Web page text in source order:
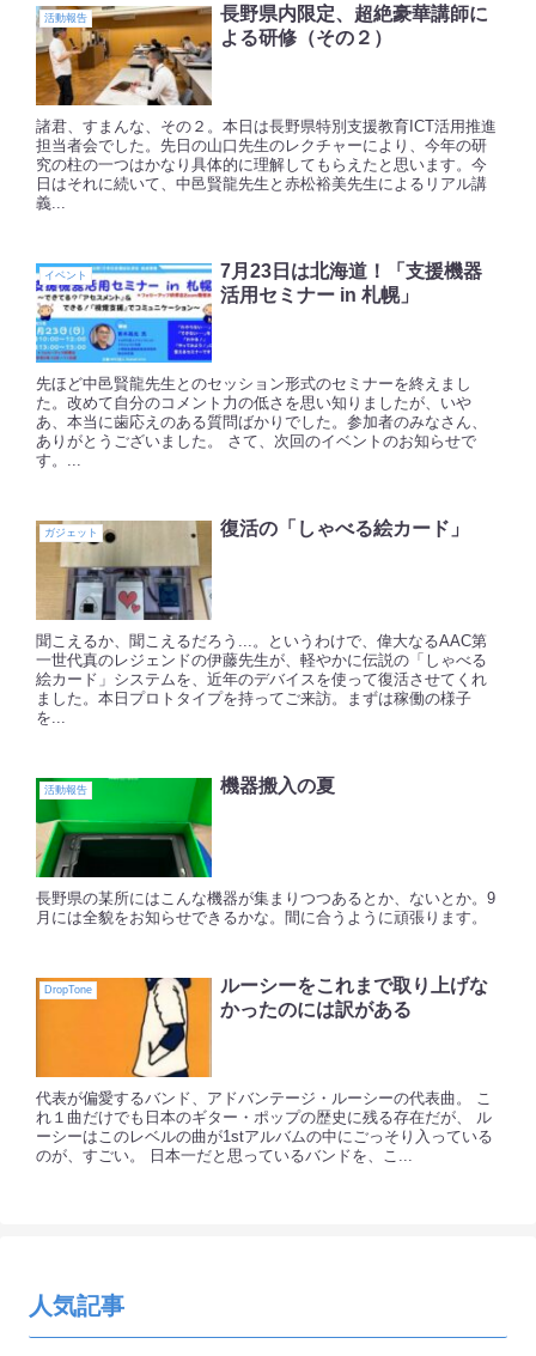
活動報告
長野県内限定、超絶豪華講師に
よる研修（その２）
諸君、すまんな、その２。本日は長野県特別支援教育ICT活用推進
担当者会でした。先日の山口先生のレクチャーにより、今年の研
究の柱の一つはかなり具体的に理解してもらえたと思います。今
日はそれに続いて、中邑賢龍先生と赤松裕美先生によるリアル講
義...
イベント
7月23日は北海道！「支援機器
活用セミナー in 札幌」
先ほど中邑賢龍先生とのセッション形式のセミナーを終えまし
た。改めて自分のコメント力の低さを思い知りましたが、いや
あ、本当に歯応えのある質問ばかりでした。参加者のみなさん、
ありがとうございました。 さて、次回のイベントのお知らせで
す。...
ガジェット 復活の「しゃべる絵カード」
聞こえるか、聞こえるだろう...。というわけで、偉大なるAAC第
一世代真のレジェンドの伊藤先生が、軽やかに伝説の「しゃべる
絵カード」システムを、近年のデバイスを使って復活させてくれ
ました。本日プロトタイプを持ってご来訪。まずは稼働の様子
を...
活動報告 機器搬入の夏
長野県の某所にはこんな機器が集まりつつあるとか、ないとか。9
月には全貌をお知らせできるかな。間に合うように頑張ります。
DropTone
ルーシーをこれまで取り上げな
かったのには訳がある
代表が偏愛するバンド、アドバンテージ・ルーシーの代表曲。 こ
れ１曲だけでも日本のギター・ポップの歴史に残る存在だが、 ル
ーシーはこのレベルの曲が1stアルバムの中にごっそり入っている
のが、すごい。 日本一だと思っているバンドを、こ...
人気記事